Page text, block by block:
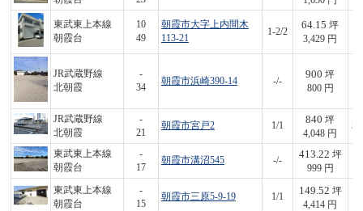
東武東上本線
朝霞台
10
49
朝霞市大字上内間木
113-21
1-2/2
64.15 坪
3,429 円
JR武蔵野線
北朝霞
-
34
朝霞市浜崎390-14 -/-
900 坪
800 円
JR武蔵野線
北朝霞
-
21
朝霞市宮戸2 1/1
840 坪
4,048 円
東武東上本線
朝霞台
-
17
朝霞市溝沼545 -/-
413.22 坪
999 円
東武東上本線
朝霞台
-
15
朝霞市三原5-9-19 1/1
149.52 坪
4,414 円